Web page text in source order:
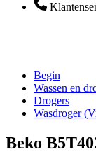
Begin
Wassen en
Drogers
Wasdroger
Beko